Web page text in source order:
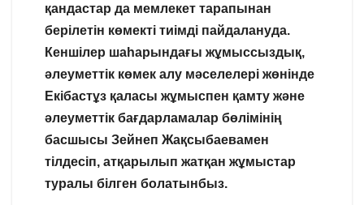
қандастар да мемлекет тарапынан
берілетін көмекті тиімді пайдалануда.
Кеншілер шаһарындағы жұмыссыздық,
әлеуметтік көмек алу мәселелері жөнінде
Екібастұз қаласы жұмыспен қамту және
әлеуметтік бағдарламалар бөлімінің
басшысы Зейнеп Жақсыбаевамен
тілдесіп, атқарылып жатқан жұмыстар
туралы білген болатынбыз.